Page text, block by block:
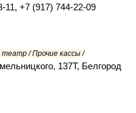
11, +7 (917) 744-22-09
театр / Прочие кассы /
137Т, Белгород